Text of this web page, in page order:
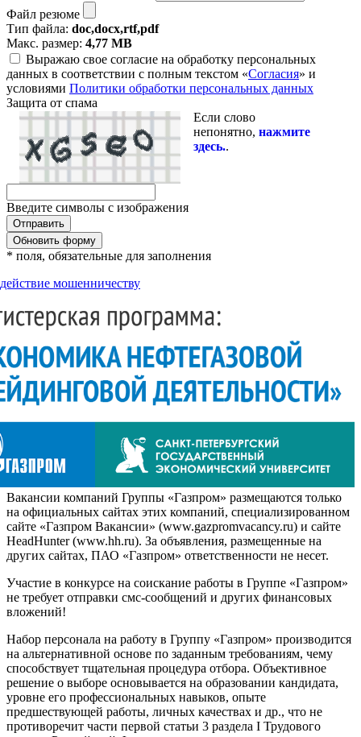
Файл резюме
Тип файла: doc,docx,rtf,pdf
Макс. размер: 4,77 MB
Выражаю свое согласие на обработку персональных
данных в соответствии с полным текстом «Согласия» и
условиями Политики обработки персональных данных
Защита от спама
Если слово
непонятно, нажмите
здесь..
Введите символы с изображения
Обновить форму
* поля, обязательные для заполнения
мошенничеству
Вакансии компаний Группы «Газпром» размещаются только
на официальных сайтах этих компаний, специализированном
сайте «Газпром Вакансии» (www.gazpromvacancy.ru) и сайте
HeadHunter (www.hh.ru). За объявления, размещенные на
других сайтах, ПАО «Газпром» ответственности не несет.
Участие в конкурсе на соискание работы в Группе «Газпром»
не требует отправки смс-сообщений и других финансовых
вложений!
Набор персонала на работу в Группу «Газпром» производится
на альтернативной основе по заданным требованиям, чему
способствует тщательная процедура отбора. Объективное
решение о выборе основывается на образовании кандидата,
уровне его профессиональных навыков, опыте
предшествующей работы, личных качествах и др., что не
противоречит части первой статьи 3 раздела I Трудового